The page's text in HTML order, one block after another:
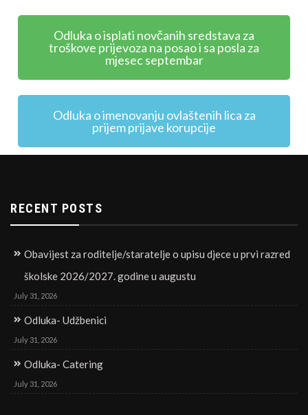
Odluka o isplati novčanih sredstava za
troškove prijevoza na posao i sa posla za
mjesec septembar
Odluka o imenovanju ovlaštenih lica za
prijem prijave korupcije
RECENT POSTS
Obavijest za roditelje/staratelje o upisu djece u prvi razred
školske 2026/2027. godine u augustu
July 31, 2026
Odluka- Udžbenici
July 31, 2026
Odluka- Catering
July 31, 2026